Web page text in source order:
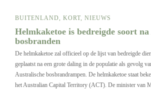
BUITENLAND, KORT, NIEUWS
Helmkaketoe is bedreigde soort
bosbranden
De helmkaketoe zal officieel op de lijst van bedreigde
geplaatst na een grote daling in de populatie als gevolg
Australische bosbrandrampen. De helmkaketoe staat
het Australian Capital Territory (ACT). De minister van